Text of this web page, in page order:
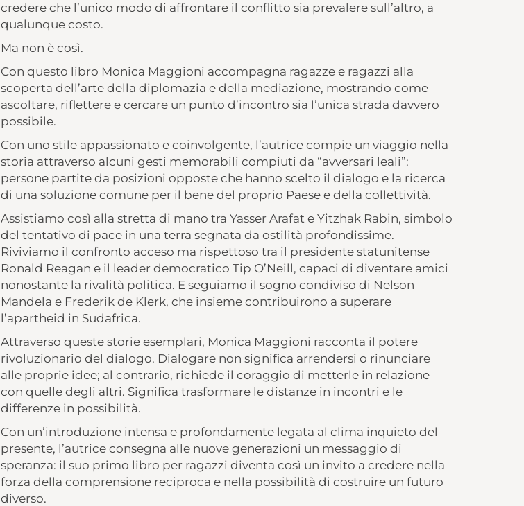
credere che l’unico modo di affrontare il conflitto sia prevalere sull’altro, a
qualunque costo.
Ma non è così.
Con questo libro Monica Maggioni accompagna ragazze e ragazzi alla
scoperta dell’arte della diplomazia e della mediazione, mostrando come
ascoltare, riflettere e cercare un punto d’incontro sia l’unica strada davvero
possibile.
Con uno stile appassionato e coinvolgente, l’autrice compie un viaggio nella
storia attraverso alcuni gesti memorabili compiuti da “avversari leali”:
persone partite da posizioni opposte che hanno scelto il dialogo e la ricerca
di una soluzione comune per il bene del proprio Paese e della collettività.
Assistiamo così alla stretta di mano tra Yasser Arafat e Yitzhak Rabin, simbolo
del tentativo di pace in una terra segnata da ostilità profondissime.
Riviviamo il confronto acceso ma rispettoso tra il presidente statunitense
Ronald Reagan e il leader democratico Tip O’Neill, capaci di diventare amici
nonostante la rivalità politica. E seguiamo il sogno condiviso di Nelson
Mandela e Frederik de Klerk, che insieme contribuirono a superare
l’apartheid in Sudafrica.
Attraverso queste storie esemplari, Monica Maggioni racconta il potere
rivoluzionario del dialogo. Dialogare non significa arrendersi o rinunciare
alle proprie idee; al contrario, richiede il coraggio di metterle in relazione
con quelle degli altri. Significa trasformare le distanze in incontri e le
differenze in possibilità.
Con un’introduzione intensa e profondamente legata al clima inquieto del
presente, l’autrice consegna alle nuove generazioni un messaggio di
speranza: il suo primo libro per ragazzi diventa così un invito a credere nella
forza della comprensione reciproca e nella possibilità di costruire un futuro
diverso.